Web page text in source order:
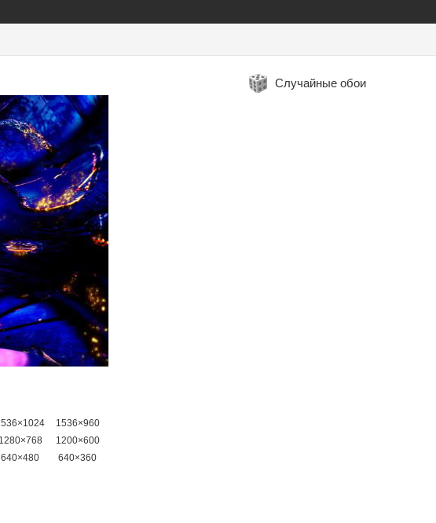
1536×960
1280×768
1200×600
640×480
640×360
Случайные обои